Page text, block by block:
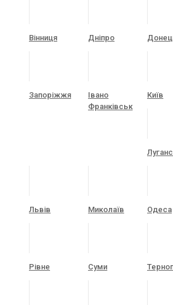
Вінниця Дніпро
Запоріжжя
Івано
Франківськ
Київ
Львів Миколаїв Одеса
Рівне Суми